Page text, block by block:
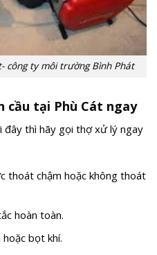
công ty môi trường Bình Phát
cầu tại Phù Cát ngay
đây thì hãy gọi thợ xử lý ngay
thoát chậm hoặc không thoát
hoàn toàn.
bọt khí.